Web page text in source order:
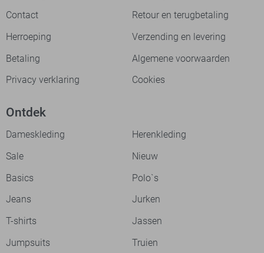
Contact
Retour en terugbetaling
Herroeping
Verzending en levering
Betaling
Algemene voorwaarden
Privacy verklaring
Cookies
Ontdek
Dameskleding
Herenkleding
Sale
Nieuw
Basics
Polo`s
Jeans
Jurken
T-shirts
Jassen
Jumpsuits
Truien